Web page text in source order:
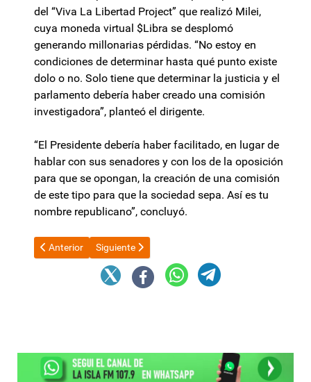
del “Viva La Libertad Project” que realizó Milei,
cuya moneda virtual $Libra se desplomó
generando millonarias pérdidas. “No estoy en
condiciones de determinar hasta qué punto existe
dolo o no. Solo tiene que determinar la justicia y el
parlamento debería haber creado una comisión
investigadora”, planteó el dirigente.
“El Presidente debería haber facilitado, en lugar de
hablar con sus senadores y con los de la oposición
para que se opongan, la creación de una comisión
de este tipo para que la sociedad sepa. Así es tu
nombre republicano”, concluyó.
Artículo anterior: El Gobierno profundiza la “motosierra 2.0″:
Anterior Artículo siguiente: Legislador junta firmas para
Siguiente